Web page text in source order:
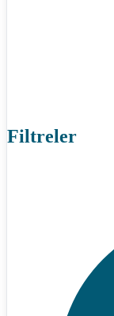
Filtreler